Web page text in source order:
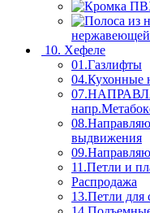
нержавеющей
10. Хефеле
01.Газлифты
04.Кухонные
выдвижения
11.Петли и
Распродажа
13.Петли для